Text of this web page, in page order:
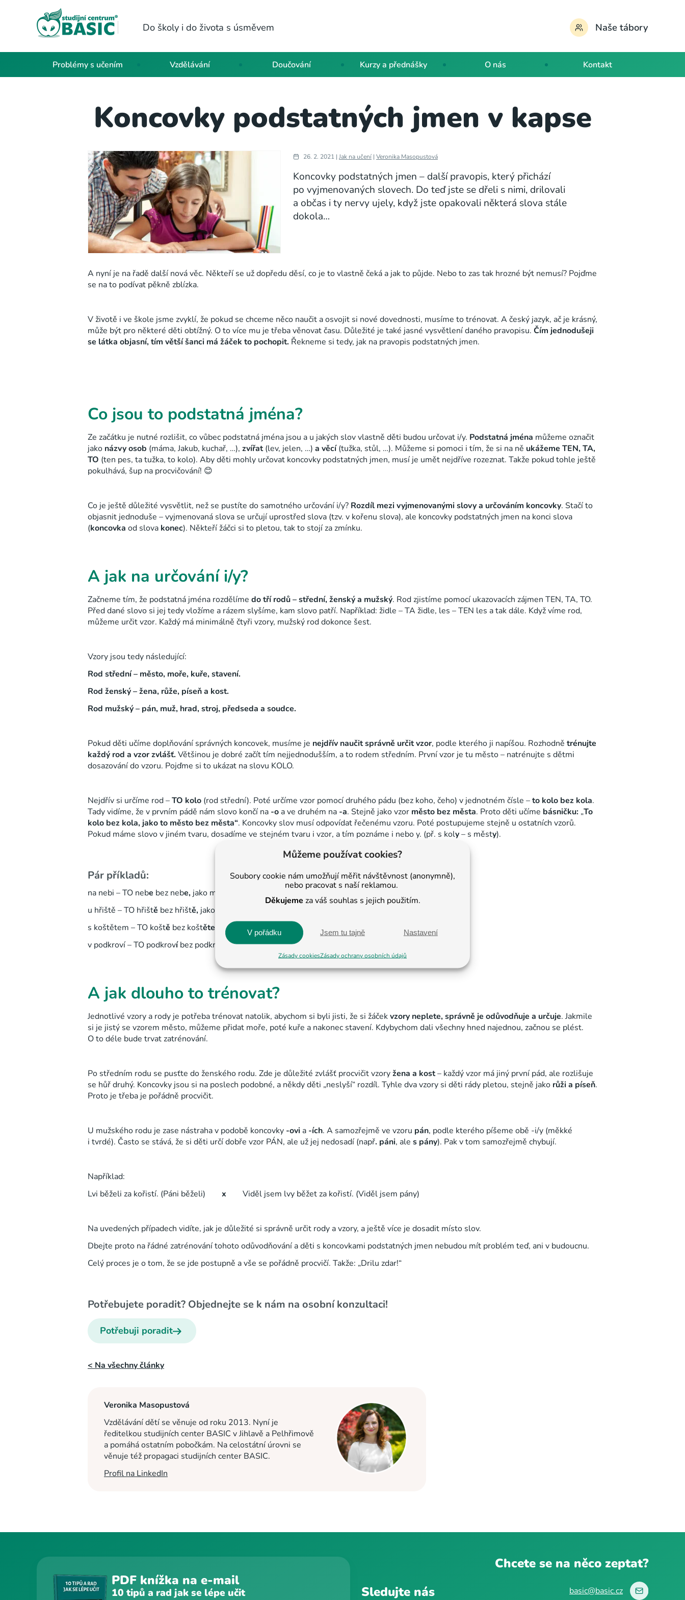
Můžeme používat cookies?
Soubory cookie nám umožňují měřit návštěvnost (anonymně),
nebo pracovat s naší reklamou.
Děkujeme za váš souhlas s jejich použitím.
V pořádku Jsem tu tajně Nastavení
Zásady cookiesZásady ochrany osobních údajů
Do školy i do života s úsměvem Naše tábory
Problémy s učením Vzdělávání Doučování Kurzy a přednášky O nás Kontakt
Koncovky podstatných jmen v kapse
26. 2. 2021 | Jak na učení | Veronika Masopustová
Koncovky podstatných jmen – další pravopis, který přichází
po vyjmenovaných slovech. Do teď jste se dřeli s nimi, drilovali
a občas i ty nervy ujely, když jste opakovali některá slova stále
dokola…
A nyní je na řadě další nová věc. Někteří se už dopředu děsí, co je to vlastně čeká a jak to půjde. Nebo to zas tak hrozné být nemusí? Pojďme
se na to podívat pěkně zblízka.
V životě i ve škole jsme zvyklí, že pokud se chceme něco naučit a osvojit si nové dovednosti, musíme to trénovat. A český jazyk, ač je krásný,
může být pro některé děti obtížný. O to více mu je třeba věnovat času. Důležité je také jasné vysvětlení daného pravopisu. Čím jednodušeji
se látka objasní, tím větší šanci má žáček to pochopit. Řekneme si tedy, jak na pravopis podstatných jmen.
Co jsou to podstatná jména?
Ze začátku je nutné rozlišit, co vůbec podstatná jména jsou a u jakých slov vlastně děti budou určovat i/y. Podstatná jména můžeme označit
jako názvy osob (máma, Jakub, kuchař, …), zvířat (lev, jelen, …) a věcí (tužka, stůl, …). Můžeme si pomoci i tím, že si na ně ukážeme TEN, TA,
TO (ten pes, ta tužka, to kolo). Aby děti mohly určovat koncovky podstatných jmen, musí je umět nejdříve rozeznat. Takže pokud tohle ještě
pokulhává, šup na procvičování! 😊
Co je ještě důležité vysvětlit, než se pustíte do samotného určování i/y? Rozdíl mezi vyjmenovanými slovy a určováním koncovky. Stačí to
objasnit jednoduše – vyjmenovaná slova se určují uprostřed slova (tzv. v kořenu slova), ale koncovky podstatných jmen na konci slova
(koncovka od slova konec). Někteří žáčci si to pletou, tak to stojí za zmínku.
A jak na určování i/y?
Začneme tím, že podstatná jména rozdělíme do tří rodů – střední, ženský a mužský. Rod zjistíme pomocí ukazovacích zájmen TEN, TA, TO.
Před dané slovo si jej tedy vložíme a rázem slyšíme, kam slovo patří. Například: židle – TA židle, les – TEN les a tak dále. Když víme rod,
můžeme určit vzor. Každý má minimálně čtyři vzory, mužský rod dokonce šest.
Vzory jsou tedy následující:
Rod střední – město, moře, kuře, stavení.
Rod ženský – žena, růže, píseň a kost.
Rod mužský – pán, muž, hrad, stroj, předseda a soudce.
Pokud děti učíme doplňování správných koncovek, musíme je nejdřív naučit správně určit vzor, podle kterého ji napíšou. Rozhodně trénujte
každý rod a vzor zvlášť. Většinou je dobré začít tím nejjednodušším, a to rodem středním. První vzor je tu město – natrénujte s dětmi
dosazování do vzoru. Pojďme si to ukázat na slovu KOLO.
Nejdřív si určíme rod –TO kolo (rod střední). Poté určíme vzor pomocí druhého pádu (bez koho, čeho) v jednotném čísle –to kolo bez kola.
Tady vidíme, že v prvním pádě nám slovo končí na -o a ve druhém na -a. Stejně jako vzor město bez města. Proto děti učíme básničku: „To
kolo bez kola, jako to město bez města“. Koncovky slov musí odpovídat řečenému vzoru. Poté postupujeme stejně u ostatních vzorů.
Pokud máme slovo v jiném tvaru, dosadíme ve stejném tvaru i vzor, a tím poznáme i nebo y. (př. s koly– s městy).
Pár příkladů:
na nebi – TO nebe bez nebe, jako moř
u hřiště – TO hřiště bez hřiště, jako moř
s koštětem – TO koště bez koštěte, jako kuře bez kuř
, s kuřetem
v podkroví – TO podkrovíbez podkrov jako staveníbez staven
A jak dlouho to trénovat?
Jednotlivé vzory a rody je potřeba trénovat natolik, abychom si byli jisti, že si žáčekvzory neplete, správně je odůvodňuje a určuje. Jakmile
si je jistý se vzorem město, můžeme přidat moře, poté kuře a nakonec stavení. Kdybychom dali všechny hned najednou, začnou se plést.
O to déle bude trvat zatrénování.
Po středním rodu se pusťte do ženského rodu. Zde je důležité zvlášť procvičit vzoryžena a kost– každý vzor má jiný první pád, ale rozlišuje
se hůř druhý. Koncovky jsou si na poslech podobné, a někdy děti „neslyší“ rozdíl. Tyhle dva vzory si děti rády pletou, stejně jako růži a píseň.
Proto je třeba je pořádně procvičit.
U mužského rodu je zase nástraha v podobě koncovky -ovi a -ích. A samozřejmě ve vzoru pán, podle kterého píšeme obě -i/y (měkké
i tvrdé). Často se stává, že si děti určí dobře vzor PÁN, ale už jej nedosadí (např. páni, ale s pány). Pak v tom samozřejmě chybují.
Například:
Lvi běželi za kořistí. (Páni běželi) x Viděl jsem lvy běžet za kořistí. (Viděl jsem pány)
Na uvedených případech vidíte, jak je důležité si správně určit rody a vzory, a ještě více je dosadit místo slov.
Dbejte proto na řádné zatrénování tohoto odůvodňování a děti s koncovkami podstatných jmen nebudou mít problém teď, ani v budoucnu.
Celý proces je o tom, že se jde postupně a vše se pořádně procvičí. Takže: „Drilu zdar!“
Potřebujete poradit? Objednejte se k nám na osobní konzultaci!
Potřebuji poradit
< Na všechny články
Veronika Masopustová
Vzdělávání dětí se věnuje od roku 2013. Nyní je
ředitelkou studijních center BASIC v Jihlavě a Pelhřimově
a pomáhá ostatním pobočkám. Na celostátní úrovni se
věnuje též propagaci studijních center BASIC.
Profil na LinkedIn
PDF knížka na e-mail
10 tipů a rad jak se lépe učit Sledujte nás
Chcete se na něco zeptat?
basic@basic.cz